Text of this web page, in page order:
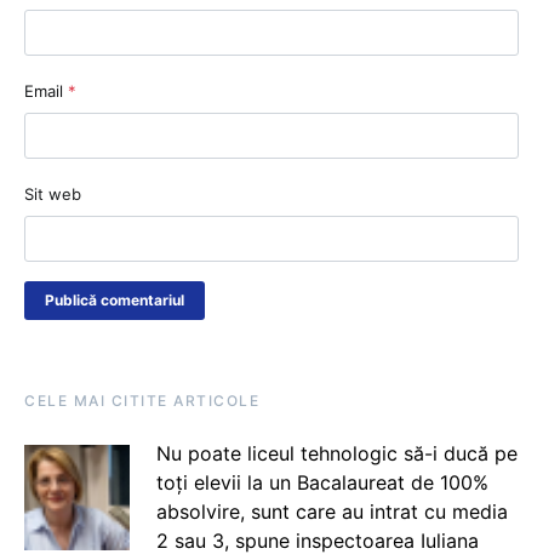
Email *
Sit web
CELE MAI CITITE ARTICOLE
Nu poate liceul tehnologic să-i ducă pe
toți elevii la un Bacalaureat de 100%
absolvire, sunt care au intrat cu media
2 sau 3, spune inspectoarea Iuliana